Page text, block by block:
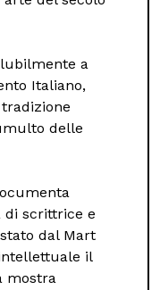
a
Italiano,
delle
di scrittrice e
dal Mart
il
mostra